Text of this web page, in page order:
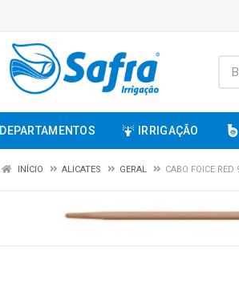
DEPARTAMENTOS IRRIGAÇÃO
INÍCIO ALICATES GERAL CABO FOICE RED